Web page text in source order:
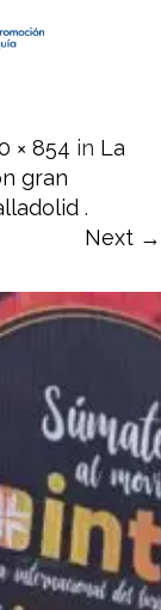
× 854 in La
gran
.
Next →